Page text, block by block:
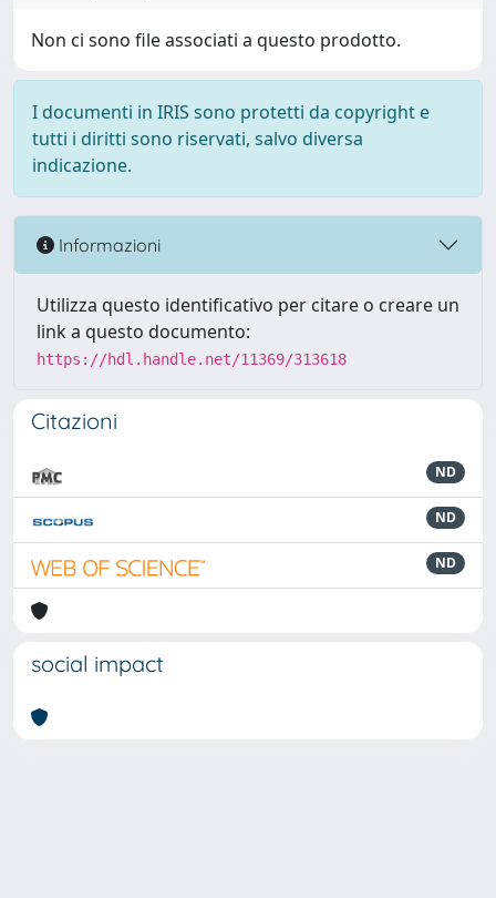
Non ci sono file associati a questo prodotto.
I documenti in IRIS sono protetti da copyright e
tutti i diritti sono riservati, salvo diversa
indicazione.
Informazioni
Utilizza questo identificativo per citare o creare un
link a questo documento:
https://hdl.handle.net/11369/313618
Citazioni
ND
ND
ND
social impact